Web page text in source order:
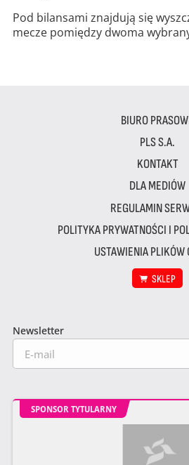
Pod bilansami znajdują się
mecze pomiędzy dwoma
BIURO
PLS S.A.
KONTAKT
DLA MEDIÓW
REGULAMIN
POLITYKA PRYWATNOŚCI I
USTAWIENIA PLIKÓW
SKLEP
Newsletter
SPONSOR TYTULARNY